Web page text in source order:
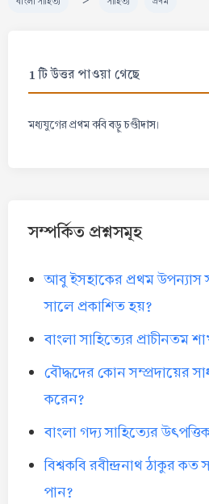
1 টি উত্তর পাওয়া গেছে
মধ্যযুগের প্রথম কবিবড়ু চণ্ডীদাস।
সম্পর্কিত প্রশ্নসমূহ
আবু ইসহাকের প্রথম উপন্যাস
সালে প্রকাশিত হয়?
বাংলা সাহিত্যের প্রাচীনতম
বৌদ্ধদের কোন সম্প্রদায়ের
করেন?
বাংলা গদ্য সাহিত্যের
বিশ্বকবি রবীন্দ্রনাথ ঠাকুর
পান?